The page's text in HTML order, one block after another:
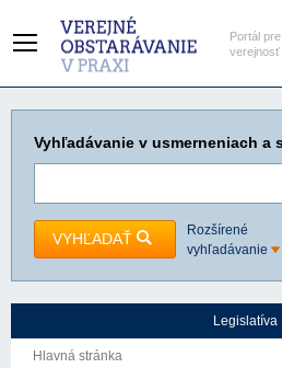
Portál
verejnosť
Vyhľadávanie v usmerneniach a
VYHĽADAŤ
Rozšírené
vyhľadávanie
Legislatíva
Hlavná stránka